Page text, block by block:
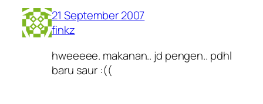
21 September 2007
finkz
hweeeee. makanan.. jd pengen.. pdhl
baru saur :((